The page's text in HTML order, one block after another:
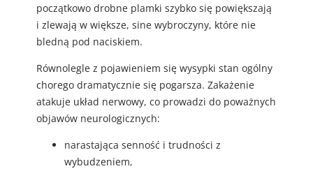
początkowo drobne plamki szybko się powiększają
i zlewają w większe, sine wybroczyny, które nie
bledną pod naciskiem.
Równolegle z pojawieniem się wysypki stan ogólny
chorego dramatycznie się pogarsza. Zakażenie
atakuje układ nerwowy, co prowadzi do poważnych
objawów neurologicznych:
narastająca senność i trudności z
wybudzeniem,